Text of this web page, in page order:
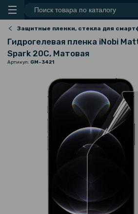
Защитные пленки, стекла для
Гидрогелевая пленка iNobi
Spark 20C, Матовая
Артикул: GM-3421